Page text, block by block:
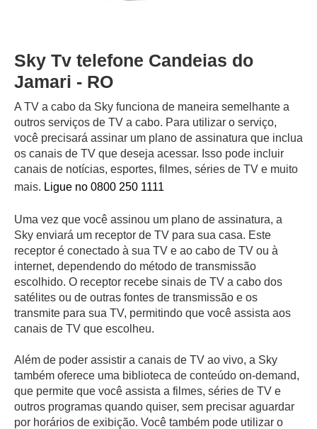
Sky Tv telefone Candeias do
Jamari - RO
A TV a cabo da Sky funciona de maneira semelhante a
outros serviços de TV a cabo. Para utilizar o serviço,
você precisará assinar um plano de assinatura que inclua
os canais de TV que deseja acessar. Isso pode incluir
canais de notícias, esportes, filmes, séries de TV e muito
mais. Ligue no 0800 250 1111
Uma vez que você assinou um plano de assinatura, a
Sky enviará um receptor de TV para sua casa. Este
receptor é conectado à sua TV e ao cabo de TV ou à
internet, dependendo do método de transmissão
escolhido. O receptor recebe sinais de TV a cabo dos
satélites ou de outras fontes de transmissão e os
transmite para sua TV, permitindo que você assista aos
canais de TV que escolheu.
Além de poder assistir a canais de TV ao vivo, a Sky
também oferece uma biblioteca de conteúdo on-demand,
que permite que você assista a filmes, séries de TV e
outros programas quando quiser, sem precisar aguardar
por horários de exibição. Você também pode utilizar o